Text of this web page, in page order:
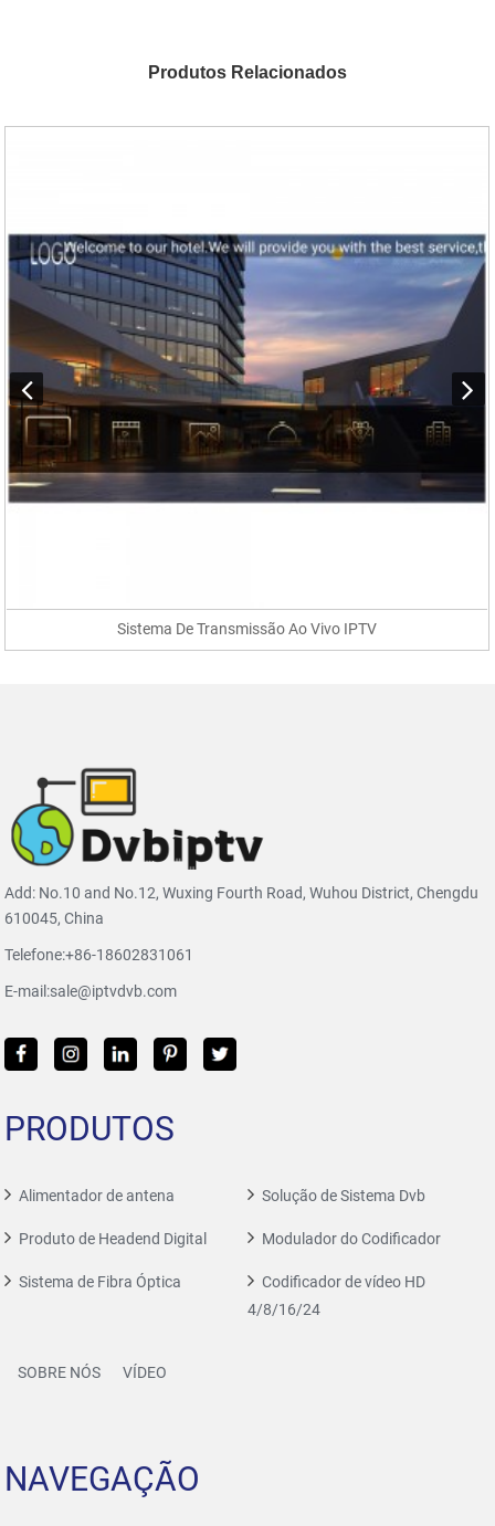
Produtos Relacionados
Sistema De Transmissão Ao Vivo IPTV
Add: No.10 and No.12, Wuxing Fourth Road, Wuhou District, Chengdu
610045, China
Telefone:+86-18602831061
E-mail:sale@iptvdvb.com
PRODUTOS
Alimentador de antena Solução de Sistema Dvb
Produto de Headend Digital Modulador do Codificador
Sistema de Fibra Óptica
Codificador de vídeo HD
4/8/16/24
SOBRE NÓS VÍDEO
NAVEGAÇÃO